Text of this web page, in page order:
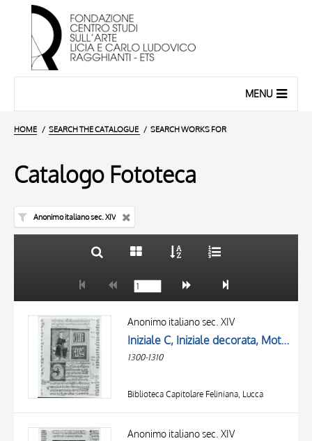
MENU
HOME SEARCH THE CATALOGUE SEARCH WORKS FOR
Catalogo Fototeca
Anonimo italiano sec. XIV
AUTHOR
LOCATION
Anonimo italiano sec. XIV
Iniziale C, Iniziale decorata, Motivi decorativi fitomorfi, Miniatura tabellare, Ulpiano, Figura maschile con libro, Figura maschile seduta
1300-1310
Biblioteca Capitolare Feliniana, Lucca
Anonimo italiano sec. XIV